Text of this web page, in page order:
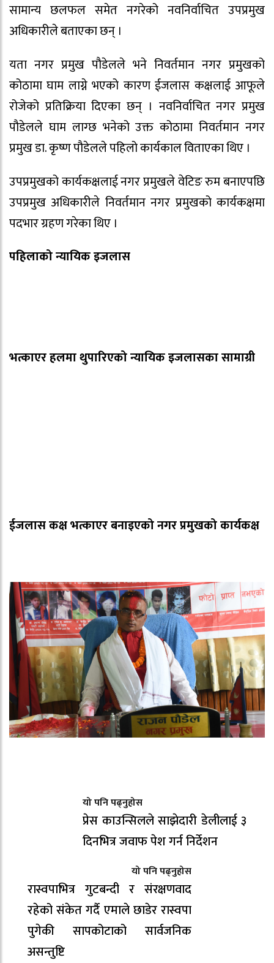
सामान्य छलफल समेत नगरेको नवनिर्वाचित उपप्रमुख
अधिकारीले बताएका छन् ।
यता नगर प्रमुख पौडेलले भने निवर्तमान नगर प्रमुखको
कोठामा घाम लाग्ने भएको कारण ईजलास कक्षलाई आफूले
रोजेको प्रतिक्रिया दिएका छन् । नवनिर्वाचित नगर प्रमुख
पौडेलले घाम लाग्छ भनेको उक्त कोठामा निवर्तमान नगर
प्रमुख डा. कृष्ण पौडेलले पहिलो कार्यकाल विताएका थिए ।
उपप्रमुखको कार्यकक्षलाई नगर प्रमुखले वेटिङ रुम बनाएपछि
उपप्रमुख अधिकारीले निवर्तमान नगर प्रमुखको कार्यकक्षमा
पदभार ग्रहण गरेका थिए ।
पहिलाको न्यायिक इजलास
भत्काएर हलमा थुपारिएको न्यायिक इजलासका सामाग्री
ईजलास कक्ष भत्काएर बनाइएको नगर प्रमुखको कार्यकक्ष
यो पनि पढ्नुहोस
प्रेस काउन्सिलले साझेदारी डेलीलाई ३
दिनभित्र जवाफ पेश गर्न निर्देशन
यो पनि पढ्नुहोस
रास्वपाभित्र गुटबन्दी र संरक्षणवाद
रहेको संकेत गर्दै एमाले छाडेर रास्वपा
पुगेकी सापकोटाको सार्वजनिक
असन्तुष्टि